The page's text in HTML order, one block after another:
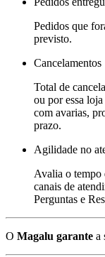
Pedidos que
previsto.
Cancelamentos
Total de
ou por essa
com avarias,
prazo.
Agilidade no
Avalia o tempo
canais de
Perguntas e
O Magalu garante a